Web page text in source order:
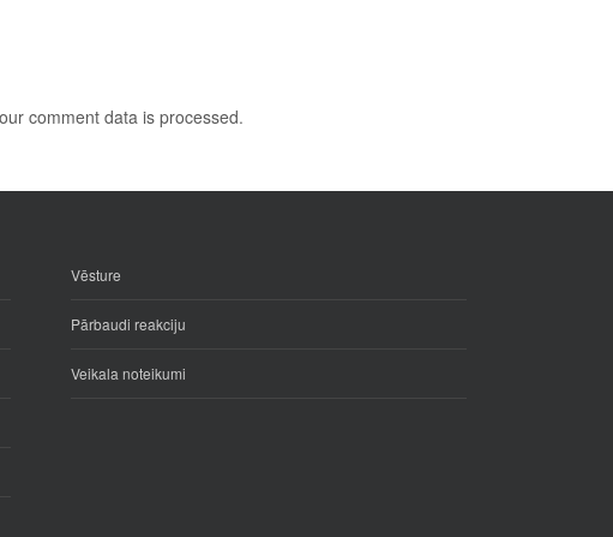
comment data is processed.
Vēsture
Pārbaudi reakciju
Veikala noteikumi